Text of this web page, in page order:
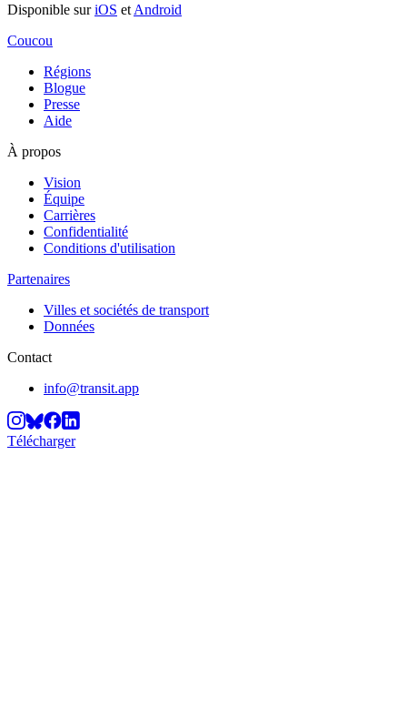
Disponible suriOS et Android
Coucou
Régions
Blogue
Presse
Aide
À propos
Vision
Équipe
Carrières
Confidentialité
Conditions d'utilisation
Partenaires
Villes et sociétés de transport
Données
Contact
info@transit.app
Télécharger